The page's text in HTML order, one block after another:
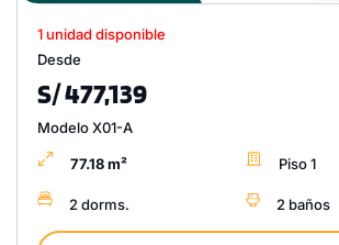
1 unidad disponible
Desde
S/ 477,139
Modelo X01-A
77.18 m² Piso 1
2 dorms. 2 baños